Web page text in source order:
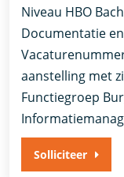
Niveau HBO
Documentatie
aanstelling met
Functiegroep
Solliciteer